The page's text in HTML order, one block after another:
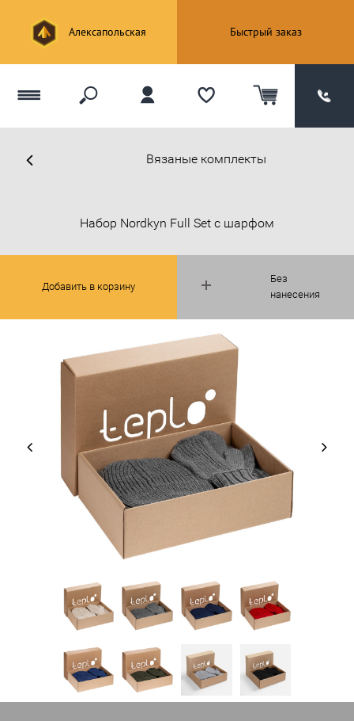
Алексапольская Быстрый заказ
Вязаные комплекты
Без
нанесения
Набор Nordkyn Full Set с шарфом
Добавить в корзину